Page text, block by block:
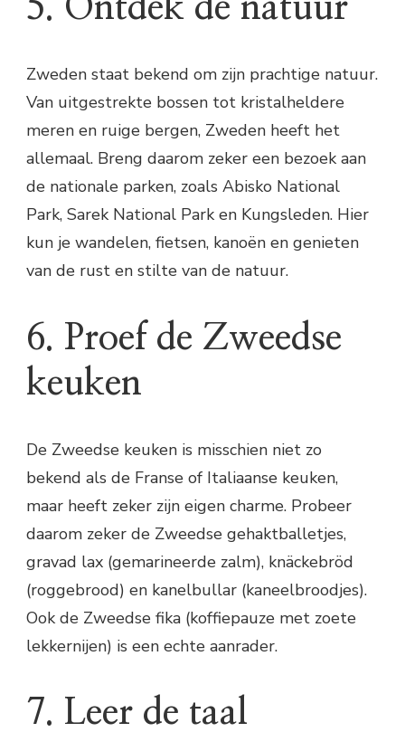
5. Ontdek de natuur
Zweden staat bekend om zijn prachtige natuur.
Van uitgestrekte bossen tot kristalheldere
meren en ruige bergen, Zweden heeft het
allemaal. Breng daarom zeker een bezoek aan
de nationale parken, zoals Abisko National
Park, Sarek National Park en Kungsleden. Hier
kun je wandelen, fietsen, kanoën en genieten
van de rust en stilte van de natuur.
6. Proef de Zweedse
keuken
De Zweedse keuken is misschien niet zo
bekend als de Franse of Italiaanse keuken,
maar heeft zeker zijn eigen charme. Probeer
daarom zeker de Zweedse gehaktballetjes,
gravad lax (gemarineerde zalm), knäckebröd
(roggebrood) en kanelbullar (kaneelbroodjes).
Ook de Zweedse fika (koffiepauze met zoete
lekkernijen) is een echte aanrader.
7. Leer de taal